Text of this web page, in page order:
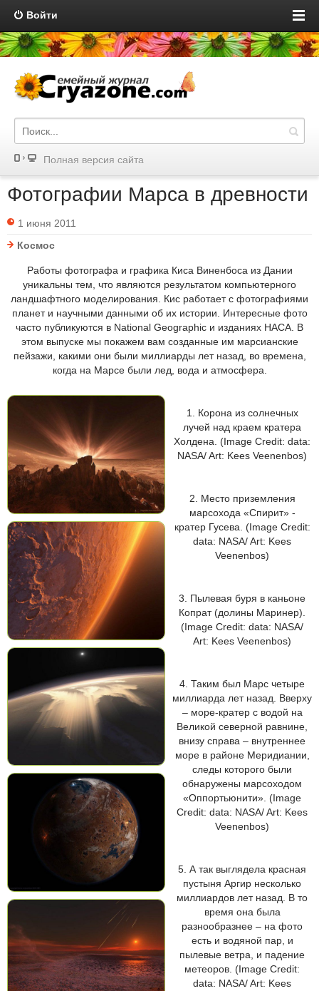
Войти
Полная версия сайта
Фотографии Марса в древности
1 июня 2011
Космос
Работы фотографа и графика Киса Виненбоса из Дании
уникальны тем, что являются результатом компьютерного
ландшафтного моделирования. Кис работает с фотографиями
планет и научными данными об их истории. Интересные фото
часто публикуются в National Geographic и изданиях НАСА. В
этом выпуске мы покажем вам созданные им марсианские
пейзажи, какими они были миллиарды лет назад, во времена,
когда на Марсе были лед, вода и атмосфера.
1. Корона из солнечных
лучей над краем кратера
Холдена. (Image Credit: data:
NASA/ Art: Kees Veenenbos)
2. Место приземления
марсохода «Спирит» -
кратер Гусева. (Image Credit:
data: NASA/ Art: Kees
Veenenbos)
3. Пылевая буря в каньоне
Копрат (долины Маринер).
(Image Credit: data: NASA/
Art: Kees Veenenbos)
4. Таким был Марс четыре
миллиарда лет назад. Вверху
– море-кратер с водой на
Великой северной равнине,
внизу справа – внутреннее
море в районе Меридиании,
следы которого были
обнаружены марсоходом
«Оппортьюнити». (Image
Credit: data: NASA/ Art: Kees
Veenenbos)
5. А так выглядела красная
пустыня Аргир несколько
миллиардов лет назад. В то
время она была
разнообразнее – на фото
есть и водяной пар, и
пылевые ветра, и падение
метеоров. (Image Credit:
data: NASA/ Art: Kees